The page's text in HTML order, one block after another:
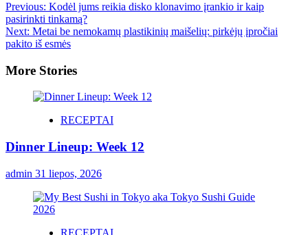
Previous: Kodėl jums reikia disko klonavimo įrankio ir kaip
pasirinkti tinkamą?
Next: Metai be nemokamų plastikinių maišelių: pirkėjų įpročiai
pakito iš esmės
More Stories
RECEPTAI
Dinner Lineup: Week 12
admin 31 liepos, 2026
RECEPTAI